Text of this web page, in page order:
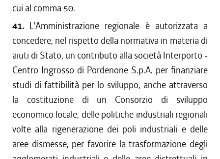
cui al comma 50.
41. L'Amministrazione regionale è autorizzata a
concedere, nel rispetto della normativa in materia di
aiuti di Stato, un contributo alla società Interporto -
Centro Ingrosso di Pordenone S.p.A. per finanziare
studi di fattibilità per lo sviluppo, anche attraverso
la costituzione di un Consorzio di sviluppo
economico locale, delle politiche industriali regionali
volte alla rigenerazione dei poli industriali e delle
aree dismesse, per favorire la trasformazione degli